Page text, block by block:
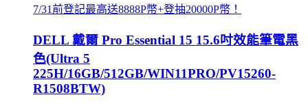
7/31前登記最高送8888P幣+登抽20000P幣！
DELL 戴爾 Pro Essential 15 15.6吋效能筆電黑
色(Ultra 5
225H/16GB/512GB/WIN11PRO/PV15260-
R1508BTW)